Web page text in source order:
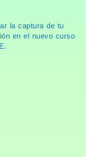
la captura de tu
en el nuevo curso